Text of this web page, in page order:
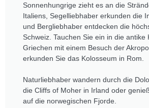
Sonnenhungrige zieht es an die
Italiens, Segelliebhaber erkunden die
und Bergliebhaber entdecken die
Schweiz. Tauchen Sie ein in die antike
Griechen mit einem Besuch der
erkunden Sie das Kolosseum in Rom.
Naturliebhaber wandern durch die
die Cliffs of Moher in Irland oder
auf die norwegischen Fjorde.